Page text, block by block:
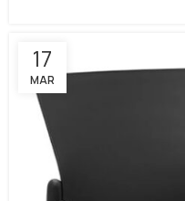
17
MAR